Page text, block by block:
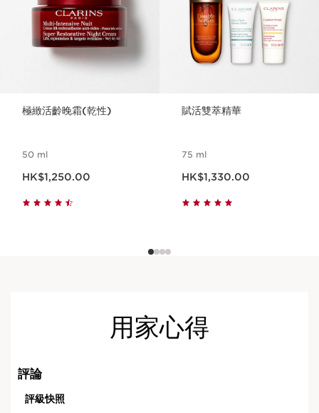
極緻活齡晚霜(乾性)
50 ml
HK$1,250.00
賦活雙萃精華
75 ml
HK$1,330.00
用家心得